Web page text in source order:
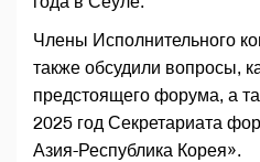
Члены Исполнительного
также обсудили вопросы,
предстоящего форума, а
2025 год Секретариата
Азия-Республика Корея».